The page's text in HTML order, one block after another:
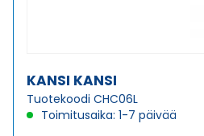
KANSI KANSI
Tuotekoodi CHC06L
Toimitusaika: 1-7 päivää